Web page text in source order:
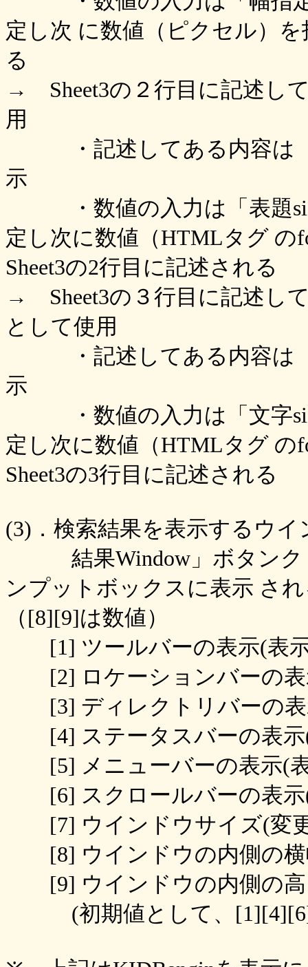
定し次 に数値（ピクセル）
る
→ Sheet3の２行目に記述し
用
・記述してある内容は「
示
・数値の入力は「表題
定し次に数値（HTMLタグ の
Sheet3の2行目に記述される
→ Sheet3の３行目に記述し
として使用
・記述してある内容は「
示
・数値の入力は「文字
定し次に数値（HTMLタグ の
Sheet3の3行目に記述される
(3)．検索結果を表示するウ
結果Window」ボタンク
ンプットボックスに表示 さ
（[8][9]は数値）
[1] ツールバーの表示(表
[2] ロケーションバーの表
[3] ディレクトリバーの表
[4] ステータスバーの表示
[5] メニューバーの表示(
[6] スクロールバーの表示
[7] ウインドウサイズ(変
[8] ウインドウの内側の横
[9] ウインドウの内側の高
(初期値として、